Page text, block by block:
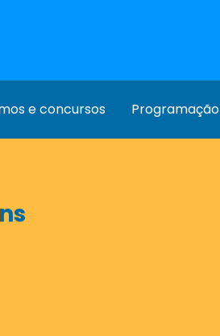
e concursos Programação